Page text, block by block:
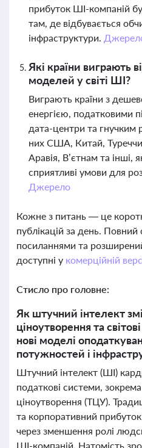
прибуток ШІ-компаній
там, де відбувається
інфраструктури.
Які країни виграють
моделей у світі ШІ?
Виграють країни з
енергією, податковими
дата-центри та гнучким
них США, Китай,
Аравія, В’єтнам та інші,
сприятливі умови для
Джерело
Кожне з питань — це
публікацій за день.
посиланнями та
доступні у комерційній
Стисло про головне:
Як штучний інтелект
ціноутворення та
нові моделі
потужностей і
Штучний інтелект (ШІ)
податкові системи,
ціноутворення (ТЦУ).
та корпоративний
через зменшення ролі
ШІ-компаній. Натомість